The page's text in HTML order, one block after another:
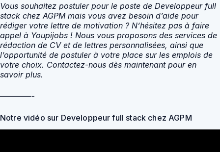
Vous souhaitez postuler pour le poste de Developpeur full
stack chez AGPM mais vous avez besoin d’aide pour
rédiger votre lettre de motivation ? N’hésitez pas à faire
appel à Youpijobs ! Nous vous proposons des services de
rédaction de CV et de lettres personnalisées, ainsi que
l’opportunité de postuler à votre place sur les emplois de
votre choix. Contactez-nous dès maintenant pour en
savoir plus.
————-
Notre vidéo sur Developpeur full stack chez AGPM